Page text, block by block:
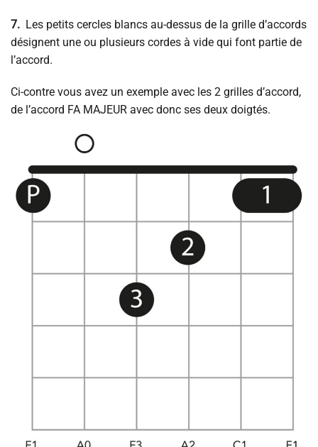
7. Les petits cercles blancs au-dessus de la grille d’accords
désignent une ou plusieurs cordes à vide qui font partie de
l’accord.
Ci-contre vous avez un exemple avec les 2 grilles d’accord,
de l’accord FA MAJEUR avec donc ses deux doigtés.